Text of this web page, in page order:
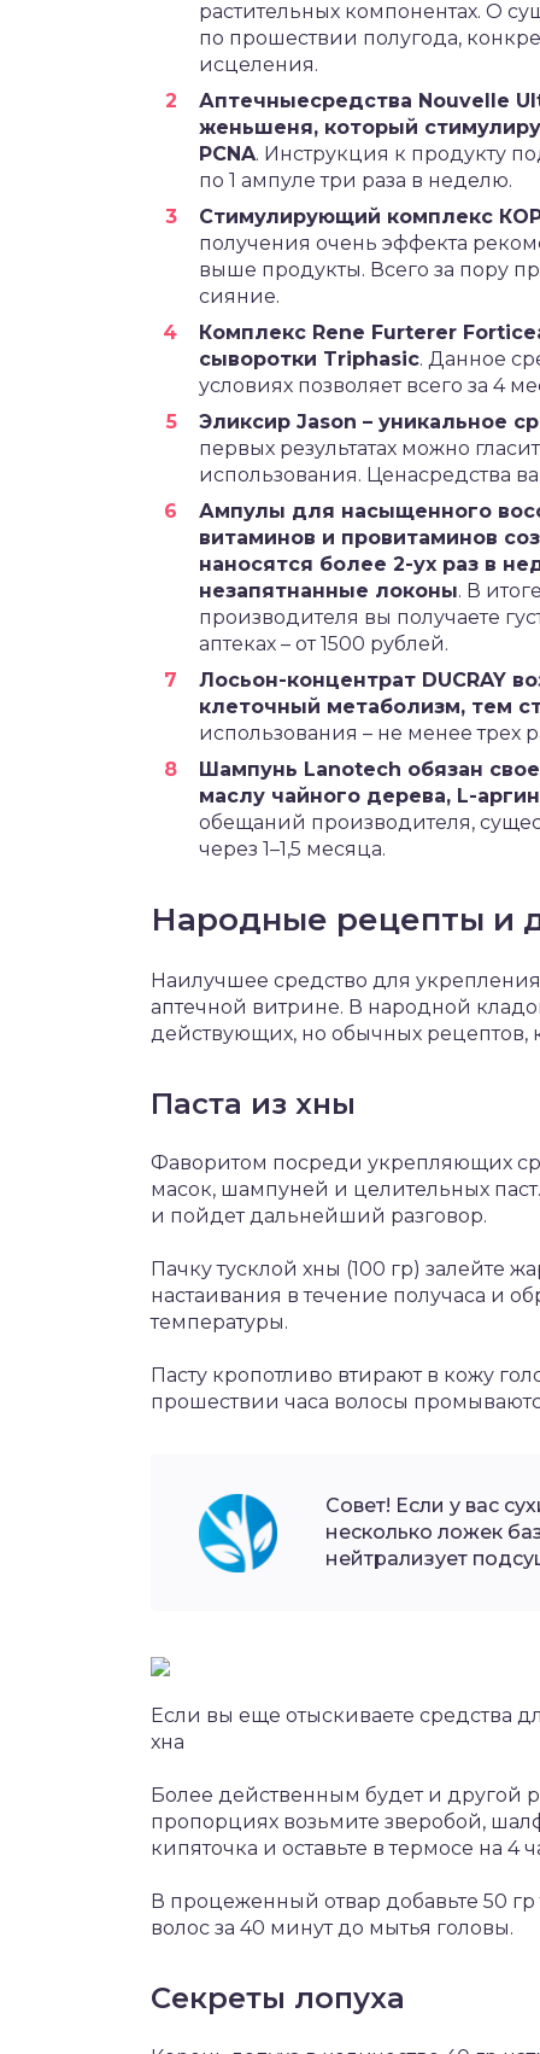
растительных компонентах. О
по прошествии полугода,
исцеления.
Аптечныесредства Nouvelle
женьшеня, который
PCNA. Инструкция к продукту
по 1 ампуле три раза в неделю.
Стимулирующий комплекс
получения очень эффекта
выше продукты. Всего за пору
сияние.
Комплекс Rene Furterer
сыворотки Triphasic. Данное
условиях позволяет всего за 4
Эликсир Jason – уникальное
первых результатах можно
использования. Ценасредства
Ампулы для насыщенного
витаминов и провитаминов
наносятся более 2-ух раз в
незапятнанные локоны. В
производителя вы получаете
аптеках – от 1500 рублей.
Лосьон-концентрат DUCRAY
клеточный метаболизм, тем
использования – не менее трех
Шампунь Lanotech обязан
маслу чайного дерева, L-
обещаний производителя,
через 1–1,5 месяца.
Народные рецепты и
Наилучшее средство для
аптечной витрине. В народной
действующих, но обычных
Паста из хны
Фаворитом посреди укрепляющих
масок, шампуней и целительных
и пойдет дальнейший разговор.
Пачку тусклой хны (100 гр) залейте
настаивания в течение получаса и
температуры.
Пасту кропотливо втирают в кожу
прошествии часа волосы
Совет! Если у вас
несколько ложек
нейтрализует
Если вы еще отыскиваете средства
хна
Более действенным будет и другой
пропорциях возьмите зверобой,
кипяточка и оставьте в термосе на 4
В процеженный отвар добавьте 50
волос за 40 минут до мытья головы.
Секреты лопуха